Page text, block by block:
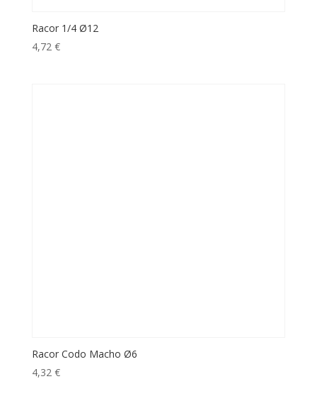
Racor 1/4 Ø12
4,72 €
Racor Codo Macho Ø6
4,32 €